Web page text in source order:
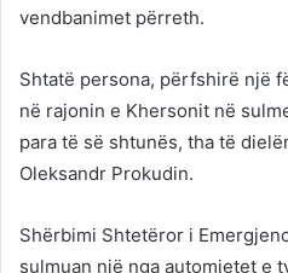
vendbanimet përreth.
Shtatë persona, përfshirë një
në rajonin e Khersonit në
para të së shtunës, tha të
Oleksandr Prokudin.
Shërbimi Shtetëror i
sulmuan një nga automjetet e